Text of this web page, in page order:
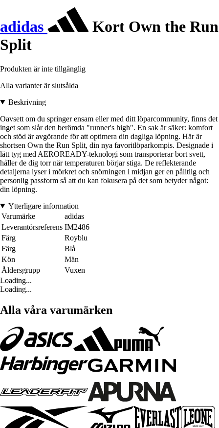
adidas
Kort Own the Run
Split
Produkten är inte tillgänglig
Alla varianter är slutsålda
Beskrivning
Oavsett om du springer ensam eller med ditt löparcommunity, finns det
inget som slår den berömda "runner's high". En sak är säker: komfort
och stöd är avgörande för att optimera din dagliga löpning. Här är
shortsen Own the Run Split, din nya favoritlöparkompis. Designade i
lätt tyg med AEROREADY-teknologi som transporterar bort svett,
håller de dig torr när temperaturen börjar stiga. De reflekterande
detaljerna lyser i mörkret och snörningen i midjan ger en pålitlig och
personlig passform så att du kan fokusera på det som betyder något:
din löpning.
Ytterligare information
Varumärke
adidas
Leverantörsreferens IM2486
Färg
Royblu
Färg
Blå
Kön
Män
Åldersgrupp
Vuxen
Loading...
Loading...
Alla våra varumärken